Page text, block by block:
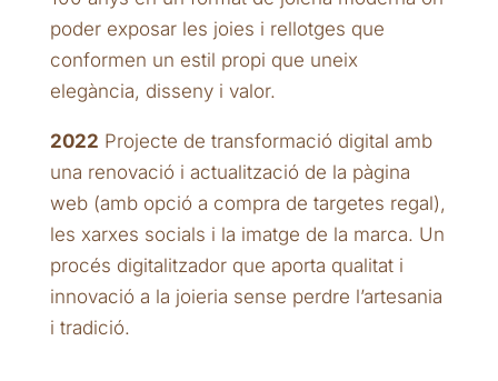
poder exposar les joies i rellotges que
conformen un estil propi que uneix
elegància, disseny i valor.
2022 Projecte de transformació digital amb
una renovació i actualització de la pàgina
web (amb opció a compra de targetes regal),
les xarxes socials i la imatge de la marca. Un
procés digitalitzador que aporta qualitat i
innovació a la joieria sense perdre l’artesania
i tradició.